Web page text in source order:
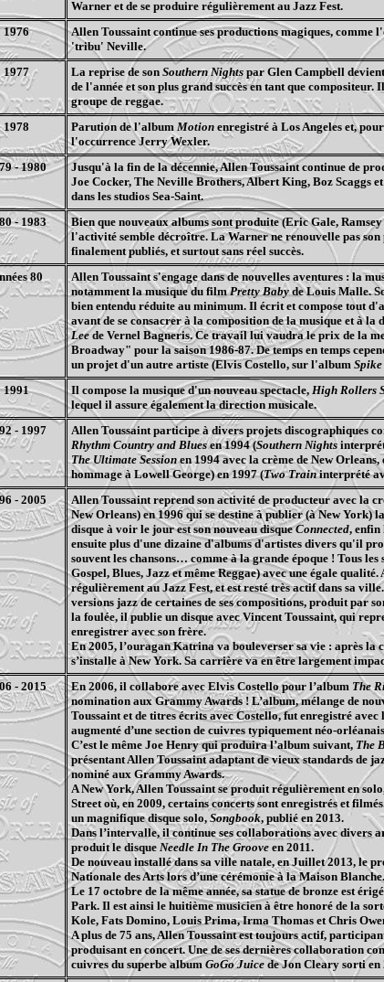
Warner et de se produire régulièrement au Jazz Fest.
1976
Allen Toussaint continue ses productions magiques,
'tribu' Neville.
1977
La reprise de son Southern Nightspar Glen Campbell
de l'année et son plus grand succès en tant que
groupe de reggae.
1978
Parution de l'albumMotionenregistré à Los Angeles et,
l'occurrence JerryWexler.
- 1980
Jusqu'à la fin de la décennie, Allen Toussaint continue de
Joe Cocker, The Neville Brothers, Albert King, Boz Scaggset
dans les studios Sea-Saint.
- 1983
Bien que nouveaux albums sont produite (EricGale, Ramsey
l'activité semble décroître. La Warner ne renouvelle pas son
finalement publiés, et surtout sans réel succès.
80
Allen Toussaint s'engage dans de nouvelles aventures : la
notamment la musique du filmPrettyBabyde Louis Malle.
bien entendu réduite au minimum. Il écrit et compose tout
avant de se consacrer à la composition de la musique et à la
Leede Vernel Bagneris. Ce travail lui vaudra le prix de la
Broadway" pour la saison 1986-87. De temps en temps
un projet d'un autre artiste (Elvis Costello, sur l'album Spike
1991
Il compose la musique d'un nouveau spectacle, High Rollers
lequel il assure également la direction musicale.
- 1997
Allen Toussaint participe à divers projets discographiques
RhythmCountry and Bluesen 1994 (Southern Nights
TheUltimateSessionen 1994 avec la crème de NewOrleans,
hommage à Lowell George) en 1997 (TwoTraininterprété
- 2005
Allen Toussaint reprend son activité de producteur avec la
NewOrleans) en 1996 qui se destine à publier (à New York)
disque à voir le jour est son nouveau disqueConnected,
ensuite plus d'une dizaine d'albums d'artistes divers qu'il
souvent les chansons… comme à la grande époque ! Tous les
Gospel, Blues, Jazz et même Reggae) avec une égale
régulièrement au Jazz Fest, et est resté très actif dans sa
versions jazz de certaines de ses compositions, produit par
la foulée, il publie un disque avec Vincent Toussaint, qui
enregistrer avec son frère.
En 2005, l’ouragan Katrina va bouleverser sa vie : après la
s’installe à New York. Sa carrière va en être largement
- 2015
En 2006, il collabore avec Elvis Costello pour l’album The
nomination auxGrammyAwards ! L’album, mélange de
Toussaint et de titres écrits avec Costello, fut enregistré avec
augmenté d’une section de cuivres typiquement néo-
C’est le même Joe Henry qui produira l’album suivant, The
présentant Allen Toussaint adaptant de vieux standards de
nominé aux GrammyAwards.
A New York, Allen Toussaint se produit régulièrement en
Street où, en 2009, certains concerts sont enregistrés et
un magnifique disque solo, Songbook, publié en 2013.
Dans l’intervalle, il continue ses collaborations avec divers
produit le disque NeedleIn The Grooveen 2011.
De nouveau installé dans sa ville natale, en Juillet 2013, le
Nationale des Arts lors d’une cérémonie à la Maison Blanche.
Le 17 octobre de la même année, sa statue de bronze est
Park. Il est ainsi le huitième musicien à être honoré de la
Kole, Fats Domino, Louis Prima, Irma Thomas et Chris
A plus de 75 ans, Allen Toussaint est toujours actif,
produisant en concert. Une de ses dernières collaboration
cuivres du superbe album GoGoJuicede Jon Clearysorti en